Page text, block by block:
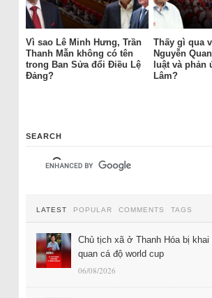
Vì sao Lê Minh Hưng, Trần
Thanh Mẫn không có tên
trong Ban Sửa đổi Điều Lệ
Đảng?
Thấy gì qua
Nguyễn
luật và phản
Lâm?
SEARCH
LATEST POPULAR COMMENTS TAGS
Chủ tịch xã ở Thanh Hóa bị
quan cá độ world cup
06/08/2026